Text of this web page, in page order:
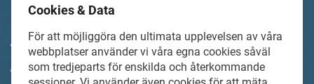
Inspirerande, engagerande och
värdefulla berättelser och reportage
från och om det lokala näringslivet och
Cookies & Data
För att möjliggöra den ultimata upplevelsen av våra
webbplatser använder vi våra egna cookies såväl
som tredjeparts för enskilda och återkommande